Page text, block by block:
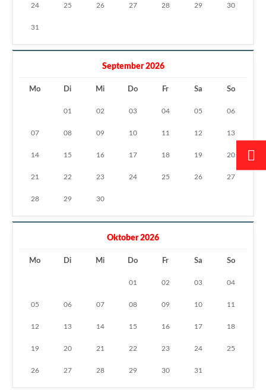
24 25 26 27 28 29 30
31
September 2026
Mo Di Mi Do Fr Sa So
01 02 03 04 05 06
07 08 09 10 11 12 13
14 15 16 17 18 19 20
21 22 23 24 25 26 27
28 29 30
Oktober 2026
Mo Di Mi Do Fr Sa So
01 02 03 04
05 06 07 08 09 10 11
12 13 14 15 16 17 18
19 20 21 22 23 24 25
26 27 28 29 30 31